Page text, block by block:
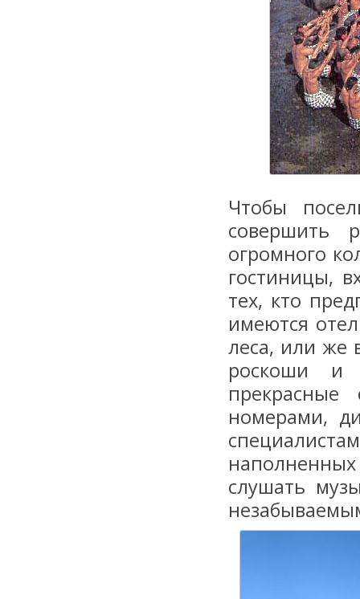
Чтобы
совершить
огромного
гостиницы,
тех, кто
имеются
леса, или же
роскоши и
номерами,
слушать